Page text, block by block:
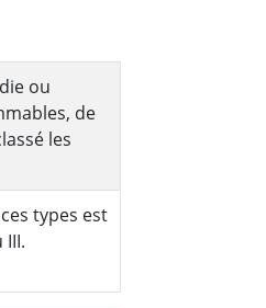
ou
de
les
types est